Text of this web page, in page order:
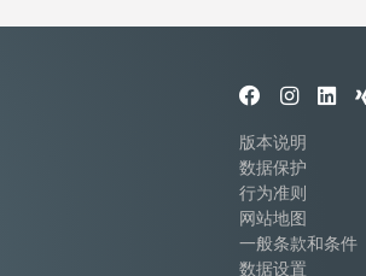
版本说明
数据保护
行为准则
网站地图
一般条款和条件
数据设置